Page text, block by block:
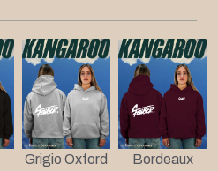
Grigio Oxford Bordeaux